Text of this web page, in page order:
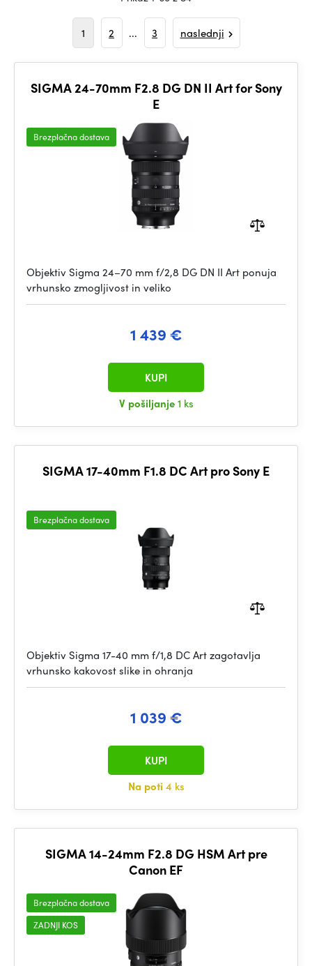
1 2 ... 3 naslednji
SIGMA 24-70mm F2.8 DG DN II Art for Sony
E
Brezplačna dostava
Objektiv Sigma 24–70 mm f/2,8 DG DN II Art ponuja
vrhunsko zmogljivost in veliko
1 439 €
V pošiljanje1 ks
KUPI
SIGMA 17-40mm F1.8 DC Art pro Sony E
Brezplačna dostava
Objektiv Sigma 17-40 mm f/1,8 DC Art zagotavlja
vrhunsko kakovost slike in ohranja
1 039 €
Na poti 4 ks
KUPI
SIGMA 14-24mm F2.8 DG HSM Art pre
Canon EF
Brezplačna dostava
ZADNJI KOS